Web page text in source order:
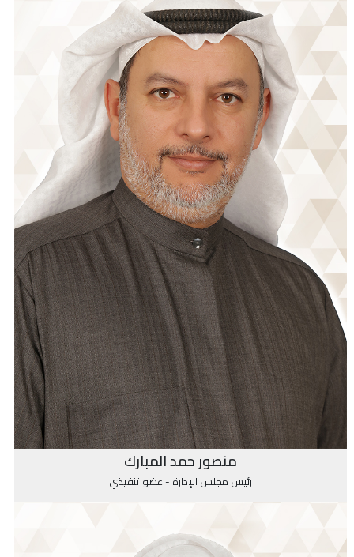
منصور حمد المبارك
رئيس مجلس الإدارة - عضو تنفيذي
اتصل بنا
طلب وظيفة